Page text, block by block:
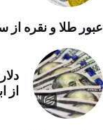
عبور طلا و نقره
از